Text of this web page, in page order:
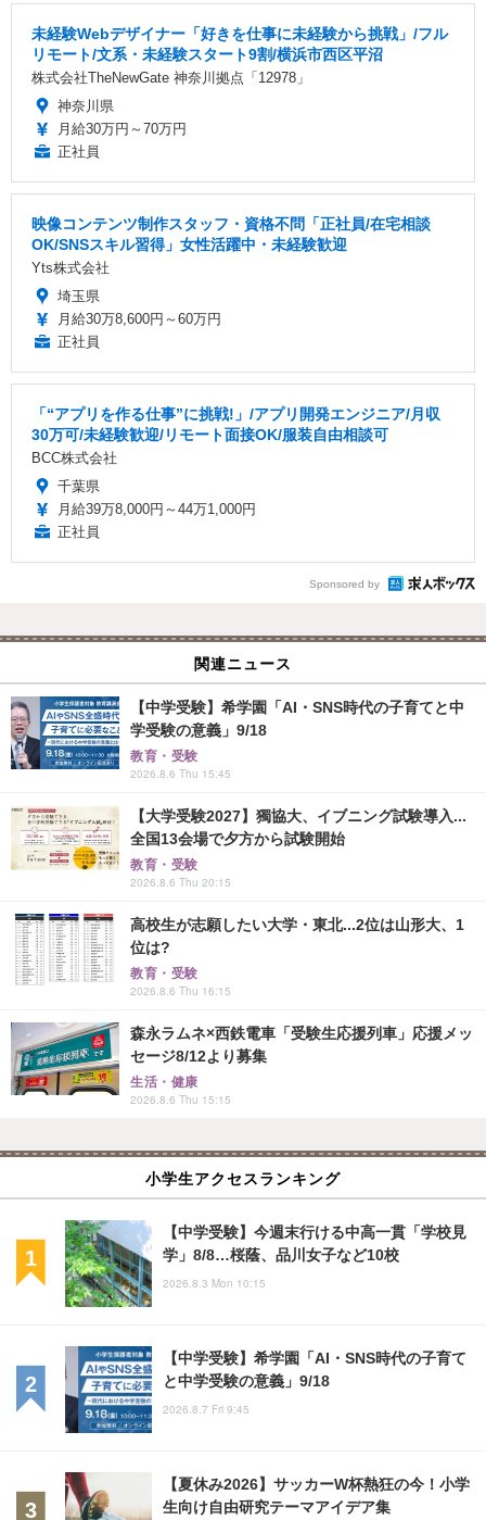
未経験Webデザイナー「好きを仕事に未経験から挑戦」/フル
リモート/文系・未経験スタート9割/横浜市西区平沼
株式会社TheNewGate 神奈川拠点「12978」
神奈川県
月給30万円～70万円
正社員
映像コンテンツ制作スタッフ・資格不問「正社員/在宅相談
OK/SNSスキル習得」女性活躍中・未経験歓迎
Yts株式会社
埼玉県
月給30万8,600円～60万円
正社員
「“アプリを作る仕事”に挑戦!」/アプリ開発エンジニア/月収
30万可/未経験歓迎/リモート面接OK/服装自由相談可
BCC株式会社
千葉県
月給39万8,000円～44万1,000円
正社員
Sponsored by
関連ニュース
【中学受験】希学園「AI・SNS時代の子育てと中
学受験の意義」9/18
教育・受験
2026.8.6 Thu 15:45
【大学受験2027】獨協大、イブニング試験導入...
全国13会場で夕方から試験開始
教育・受験
2026.8.6 Thu 20:15
高校生が志願したい大学・東北...2位は山形大、1
位は?
教育・受験
2026.8.6 Thu 16:15
森永ラムネ×西鉄電車「受験生応援列車」応援メッ
セージ8/12より募集
生活・健康
2026.8.6 Thu 15:15
小学生アクセスランキング
【中学受験】今週末行ける中高一貫「学校見
学」8/8…桜蔭、品川女子など10校
2026.8.3 Mon 10:15
【中学受験】希学園「AI・SNS時代の子育て
と中学受験の意義」9/18
2026.8.7 Fri 9:45
【夏休み2026】サッカーW杯熱狂の今！小学
生向け自由研究テーマアイデア集